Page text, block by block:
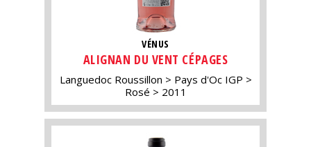
VÉNUS
ALIGNAN DU VENT CÉPAGES
Languedoc Roussillon
Pays d'Oc IGP
Rosé
2011